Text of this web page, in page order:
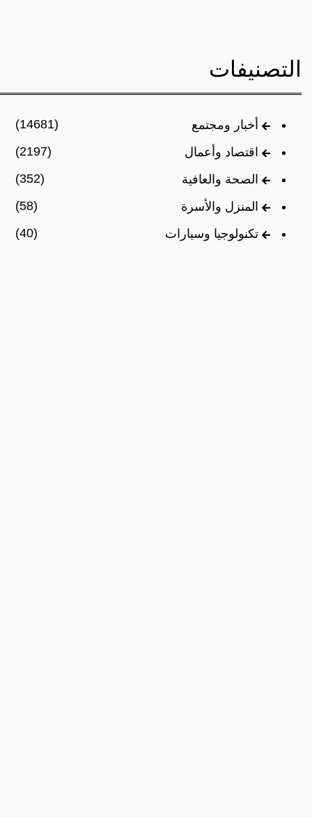
التصنيفات
أخبار ومجتمع
(14681)
اقتصاد وأعمال
(2197)
الصحة والعافية
(352)
المنزل والأسرة
(58)
تكنولوجيا وسيارات
(40)